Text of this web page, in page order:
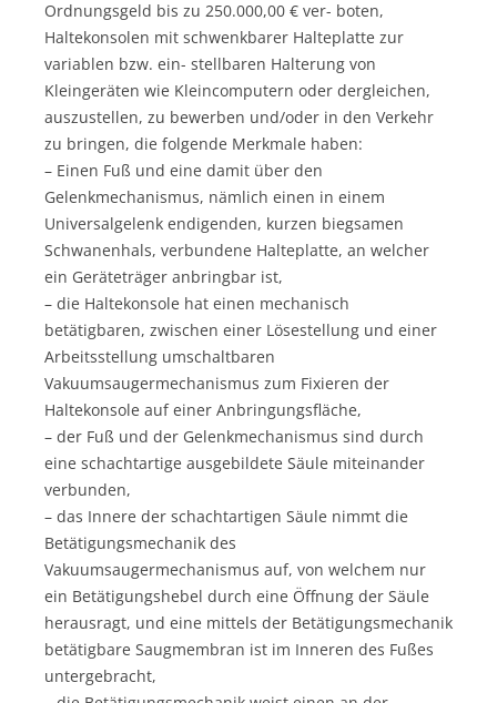
Ordnungsgeld bis zu 250.000,00 € ver- boten,
Haltekonsolen mit schwenkbarer Halteplatte zur
variablen bzw. ein- stellbaren Halterung von
Kleingeräten wie Kleincomputern oder dergleichen,
auszustellen, zu bewerben und/oder in den Verkehr
zu bringen, die folgende Merkmale haben:
– Einen Fuß und eine damit über den
Gelenkmechanismus, nämlich einen in einem
Universalgelenk endigenden, kurzen biegsamen
Schwanenhals, verbundene Halteplatte, an welcher
ein Geräteträger anbringbar ist,
– die Haltekonsole hat einen mechanisch
betätigbaren, zwischen einer Lösestellung und einer
Arbeitsstellung umschaltbaren
Vakuumsaugermechanismus zum Fixieren der
Haltekonsole auf einer Anbringungsfläche,
– der Fuß und der Gelenkmechanismus sind durch
eine schachtartige ausgebildete Säule miteinander
verbunden,
– das Innere der schachtartigen Säule nimmt die
Betätigungsmechanik des
Vakuumsaugermechanismus auf, von welchem nur
ein Betätigungshebel durch eine Öffnung der Säule
herausragt, und eine mittels der Betätigungsmechanik
betätigbare Saugmembran ist im Inneren des Fußes
untergebracht,